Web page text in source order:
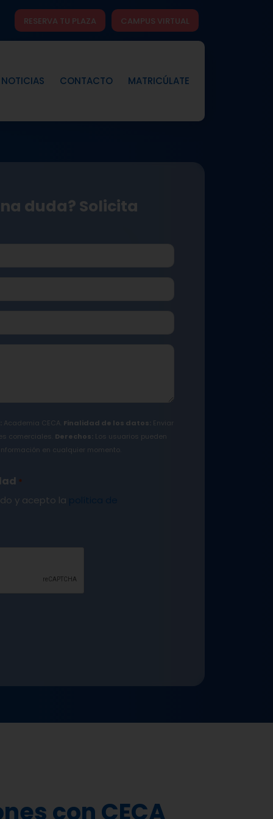
RESERVA TU PLAZA CAMPUS VIRTUAL
NOTICIAS CONTACTO MATRICÚLATE
duda? Solicita
Academia CECA. Finalidad de los datos: Enviar
comerciales. Derechos: Los usuarios pueden
en cualquier momento.
*
y acepto la
con CECA